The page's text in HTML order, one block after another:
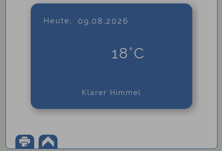
Heute, 09.08.2026
18°C
Klarer Himmel